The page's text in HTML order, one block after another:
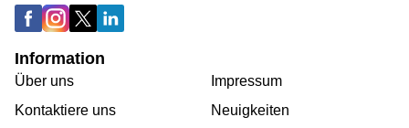
Information
Über uns
Kontaktiere uns
Impressum
Neuigkeiten